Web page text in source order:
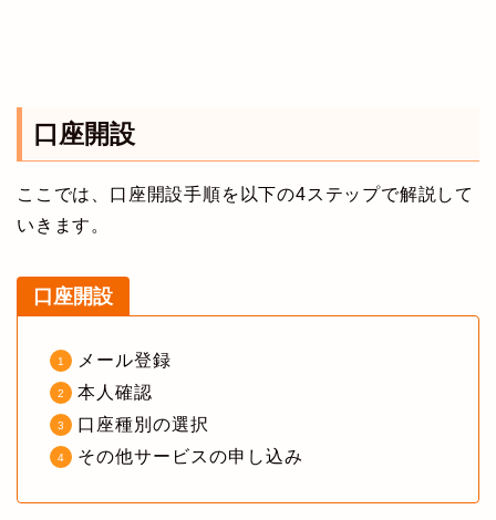
口座開設
ここでは、口座開設手順を以下の4ステップで解説して
いきます。
口座開設
メール登録
本人確認
口座種別の選択
その他サービスの申し込み